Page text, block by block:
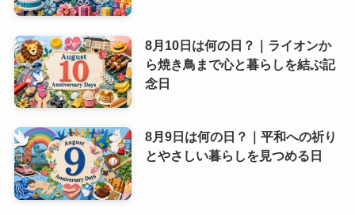
8月10日は何の日？｜ライオンか
ら焼き鳥まで心と暮らしを結ぶ記
念日
8月9日は何の日？｜平和への祈り
とやさしい暮らしを見つめる日